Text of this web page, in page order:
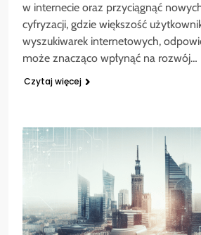
w internecie oraz przyciągnąć
cyfryzacji, gdzie większość
wyszukiwarek internetowych,
może znacząco wpłynąć na rozwój…
Czytaj więcej